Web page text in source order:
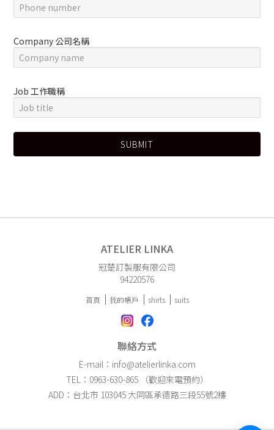
Company 公司名稱
Job 工作職稱
ATELIER LINKA
冠楚訂製服有限公司
94220576
首頁 我的帳戶 shirts suits
聯絡方式
E-mail：info@atelierlinka.com
TEL：0963-630-865 （歡迎來電預約）
ADD：台北市 103045 大同區承德路三段55號2樓